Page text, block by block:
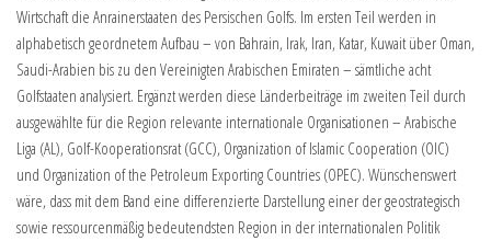
Wirtschaft die Anrainerstaaten des Persischen Golfs. Im ersten Teil werden in
alphabetisch geordnetem Aufbau – von Bahrain, Irak, Iran, Katar, Kuwait über Oman,
Saudi-Arabien bis zu den Vereinigten Arabischen Emiraten – sämtliche acht
Golfstaaten analysiert. Ergänzt werden diese Länderbeiträge im zweiten Teil durch
ausgewählte für die Region relevante internationale Organisationen – Arabische
Liga (AL), Golf-Kooperationsrat (GCC), Organization of Islamic Cooperation (OIC)
und Organization of the Petroleum Exporting Countries (OPEC). Wünschenswert
wäre, dass mit dem Band eine differenzierte Darstellung einer der geostrategisch
sowie ressourcenmäßig bedeutendsten Region in der internationalen Politik